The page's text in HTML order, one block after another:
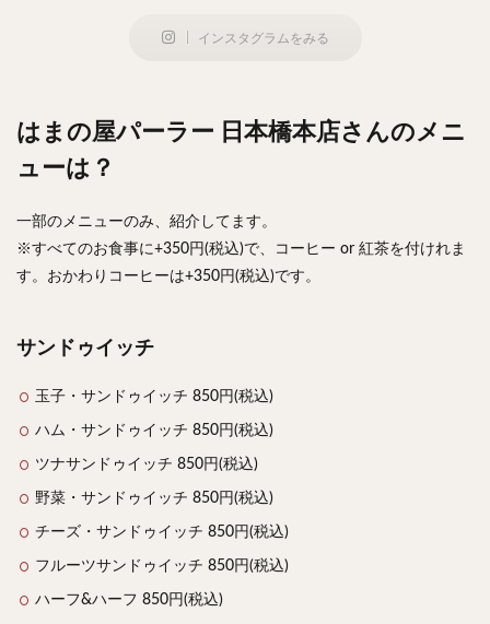
インスタグラムをみる
はまの屋パーラー 日本橋本店さんのメニ
ューは？
一部のメニューのみ、紹介してます。
※すべてのお食事に+350円(税込)で、コーヒー or 紅茶を付けれま
す。おかわりコーヒーは+350円(税込)です。
サンドゥイッチ
玉子・サンドゥイッチ 850円(税込)
ハム・サンドゥイッチ 850円(税込)
ツナサンドゥイッチ 850円(税込)
野菜・サンドゥイッチ 850円(税込)
チーズ・サンドゥイッチ 850円(税込)
フルーツサンドゥイッチ 850円(税込)
ハーフ&ハーフ 850円(税込)